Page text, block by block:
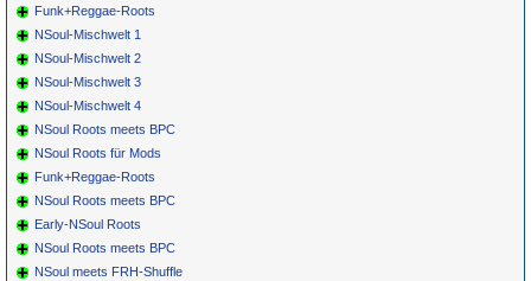
Funk+Reggae-Roots
NSoul-Mischwelt 1
NSoul-Mischwelt 2
NSoul-Mischwelt 3
NSoul-Mischwelt 4
NSoul Roots meets BPC
NSoul Roots für Mods
Funk+Reggae-Roots
NSoul Roots meets BPC
Early-NSoul Roots
NSoul Roots meets BPC
NSoul meets FRH-Shuffle